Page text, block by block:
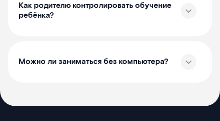
Как родителю контролировать обучение
ребёнка?
Можно ли заниматься без компьютера?